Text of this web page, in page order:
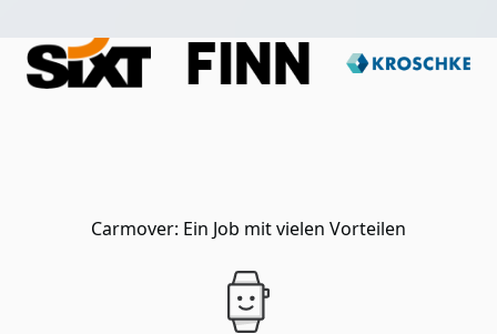
Carmover: Ein Job mit vielen Vorteilen